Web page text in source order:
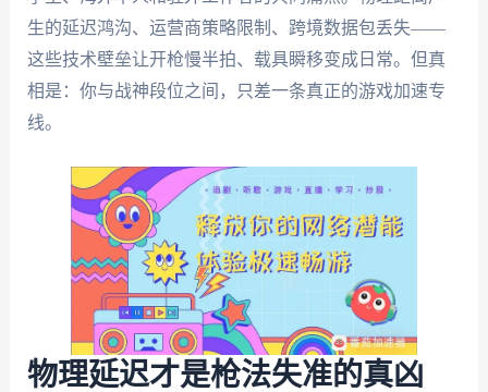
生的延迟鸿沟、运营商策略限制、跨境数据包丢失——
这些技术壁垒让开枪慢半拍、载具瞬移变成日常。但真
相是：你与战神段位之间，只差一条真正的游戏加速专
线。
物理延迟才是枪法失准的真凶